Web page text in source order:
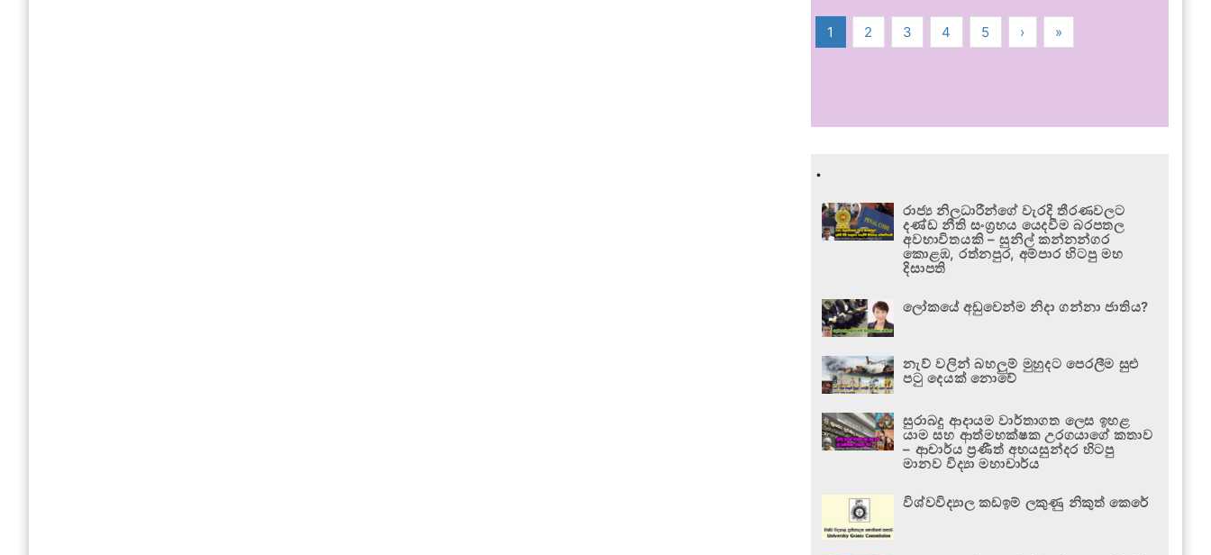
1 2 3 4 5 › »
.
රාජ්‍ය නිලධාරීන්ගේ වැරදි තීරණවලට
දණ්ඩ නීති සංග්‍රහය යෙදවීම බරපතල
අවභාවිතයකි – සුනිල් කන්නන්ගර
කොළඹ, රත්නපුර, අම්පාර හිටපු මහ
දිසාපති
ලෝකයේ අඩුවෙන්ම නිදා ගන්නා ජාතිය?
නැව් වලින් බහලුම් මුහුදට පෙරලීම සුළු
පටු දෙයක් නොවේ
සුරාබදු ආදායම වාර්තාගත ලෙස ඉහළ
යාම සහ ආත්මභක්ෂක උරගයාගේ කතාව
– ආචාර්ය ප්‍රණීත් අභයසුන්දර හිටපු
මානව විද්‍යා මහාචාර්ය
විශ්වවිද්‍යාල කඩඉම් ලකුණු නිකුත් කෙරේ